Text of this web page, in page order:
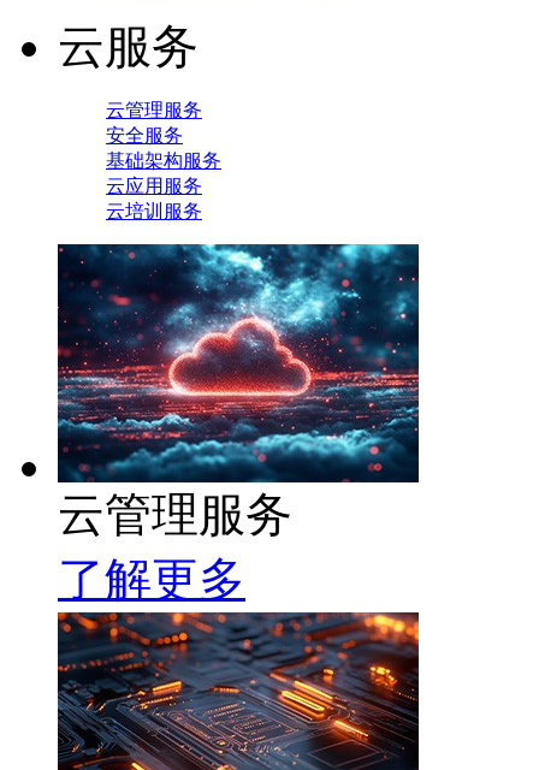
云服务
云管理服务
安全服务
基础架构服务
云应用服务
云培训服务
云管理服务
了解更多